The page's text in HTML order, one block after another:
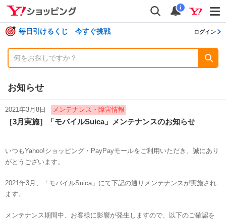
検索
通知
i
毎日引けるくじ 今すぐ挑戦 ログイン
お知らせ
2021年3月8日 メンテナンス・障害情報
［3月実施］「モバイルSuica」メンテナンスのお知らせ
いつもYahoo!ショッピング・PayPayモールをご利用いただき、誠にあり
がとうございます。
2021年3月、「モバイルSuica」にて下記の通りメンテナンスが実施され
ます。
メンテナンス期間中、お客様に影響が発生しますので、以下のご確認を